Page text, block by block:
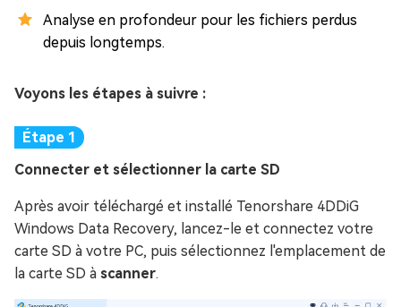
Analyse en profondeur pour les fichiers perdus
depuis longtemps.
Voyons les étapes à suivre :
Connecter et sélectionner la carte SD
Après avoir téléchargé et installé Tenorshare 4DDiG
Windows Data Recovery, lancez-le et connectez votre
carte SD à votre PC, puis sélectionnez l'emplacement de
la carte SD à scanner.